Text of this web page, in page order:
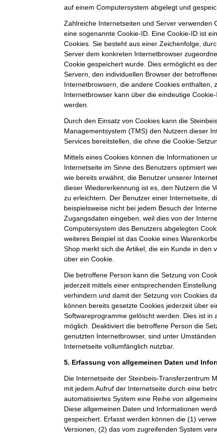
auf einem Computersystem abgelegt und
Zahlreiche Internetseiten und Server verwenden
eine sogenannte Cookie-ID. Eine Cookie-ID ist
Cookies. Sie besteht aus einer Zeichenfolge,
Server dem konkreten Internetbrowser
Cookie gespeichert wurde. Dies ermöglicht es
Servern, den individuellen Browser der
Internetbrowsern, die andere Cookies enthalten,
Internetbrowser kann über die eindeutige
werden.
Durch den Einsatz von Cookies kann die
Managementsystem (TMS) den Nutzern dieser
Services bereitstellen, die ohne die Cookie-
Mittels eines Cookies können die Informationen
Internetseite im Sinne des Benutzers optimiert
wie bereits erwähnt, die Benutzer unserer
dieser Wiedererkennung ist es, den Nutzern die
zu erleichtern. Der Benutzer einer Internetseite,
beispielsweise nicht bei jedem Besuch der
Zugangsdaten eingeben, weil dies von der
Computersystem des Benutzers abgelegten
weiteres Beispiel ist das Cookie eines
Shop merkt sich die Artikel, die ein Kunde in den
über ein Cookie.
Die betroffene Person kann die Setzung von
jederzeit mittels einer entsprechenden
verhindern und damit der Setzung von Cookies
können bereits gesetzte Cookies jederzeit über
Softwareprogramme gelöscht werden. Dies ist in
möglich. Deaktiviert die betroffene Person die
genutzten Internetbrowser, sind unter
Internetseite vollumfänglich nutzbar.
5. Erfassung von allgemeinen Daten und
Die Internetseite der Steinbeis-Transferzentrum
mit jedem Aufruf der Internetseite durch eine
automatisiertes System eine Reihe von
Diese allgemeinen Daten und Informationen
gespeichert. Erfasst werden können die (1)
Versionen, (2) das vom zugreifenden System